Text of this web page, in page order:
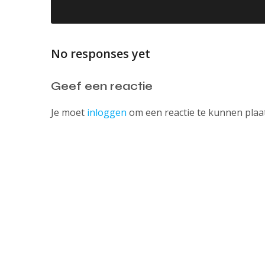
No responses yet
Geef een reactie
Je moet inloggen om een reactie te kunnen